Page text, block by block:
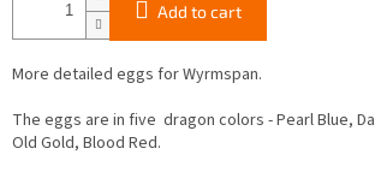
Add to cart
More detailed eggs for Wyrmspan.
The eggs are in five dragon colors - Pearl Blue,
Old Gold, Blood Red.